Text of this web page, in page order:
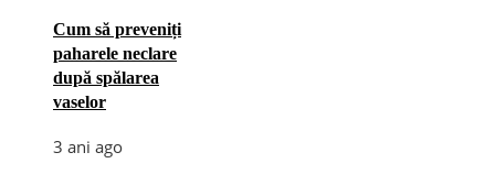
Cum să preveniți
paharele neclare
după spălarea
vaselor
3 ani ago